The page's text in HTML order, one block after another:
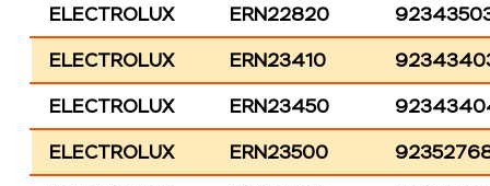
ELECTROLUX
ERN22820
ELECTROLUX
ERN23410
ELECTROLUX
ERN23450
ELECTROLUX
ERN23500